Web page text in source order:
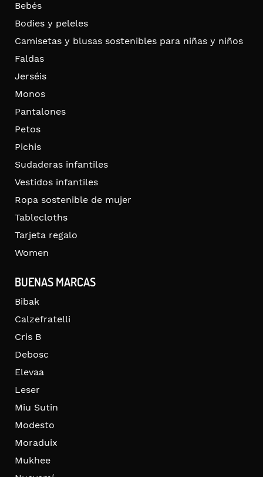
Bebés
Bodies y peleles
Camisetas y blusas sostenibles para niñas y niños
Faldas
Jerséis
Monos
Pantalones
Petos
Pichis
Sudaderas infantiles
Vestidos infantiles
Ropa sostenible de mujer
Tablecloths
Tarjeta regalo
Women
BUENAS MARCAS
Bibak
Calzefratelli
Cris B
Debosc
Elevaa
Leser
Miu Sutin
Modesto
Moraduix
Mukhee